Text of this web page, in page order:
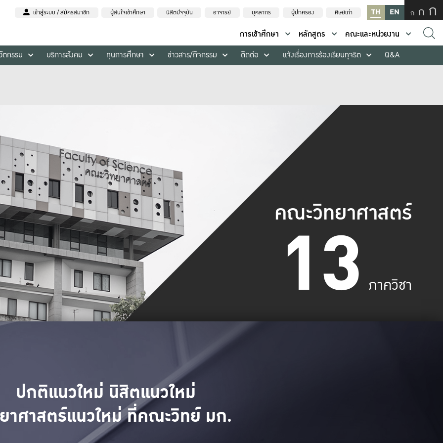
เข้าสู่ระบบ / สมัครสมาชิก ผู้สนใจเข้าศึกษา นิสิตปัจจุบัน อาจารย์ บุคลากร ผู้ปกครอง ศิษย์เก่า TH EN ก ก ก
การเข้าศึกษา หลักสูตร
คณะและหน่วยงาน
ตกรรม
บริการสังคม ทุนการศึกษา ข่าวสาร/กิจกรรม ติดต่อ แจ้งเรื่องการร้องเรียนทุจริต Q&A
คณะวิทยาศาสตร์
13 ภาควิชา
ปกติแนวใหม่ นิสิตแนวใหม่
าศาสตร์แนวใหม่ ที่คณะวิทย์ มก.